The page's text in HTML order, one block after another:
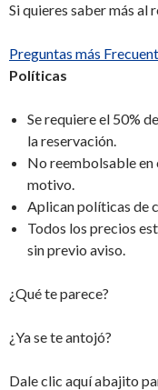
Si quieres saber más al
Preguntas más
Políticas
Se requiere el 50%
la reservación.
No reembolsable en
motivo.
Aplican políticas de
Todos los precios
sin previo aviso.
¿Qué te parece?
¿Ya se te antojó?
Dale clic aquí abajito